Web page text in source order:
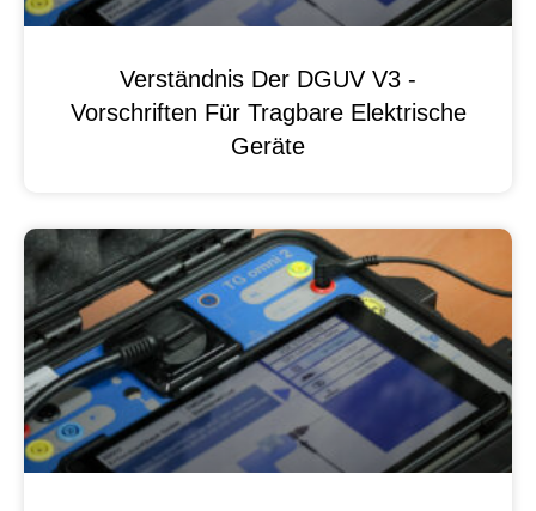
Verständnis Der DGUV V3 -
Vorschriften Für Tragbare Elektrische
Geräte